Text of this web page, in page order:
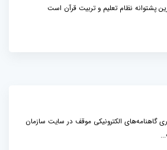
پشتوانه نظام تعلیم و تربیت قرآن است
گاهنامه‌های الکترونیکی موقف در سایت سازمان